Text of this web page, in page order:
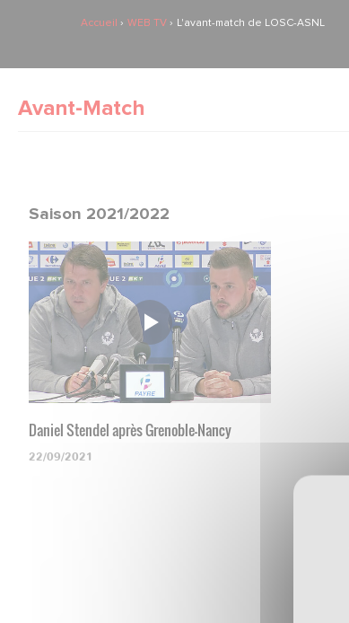
Accueil WEB TV L'avant-match de LOSC-ASNL
Avant-Match
Saison 2021/2022
Daniel Stendel après Grenoble-Nancy
22/09/2021